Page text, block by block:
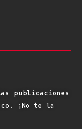
publicaciones
¡No te la